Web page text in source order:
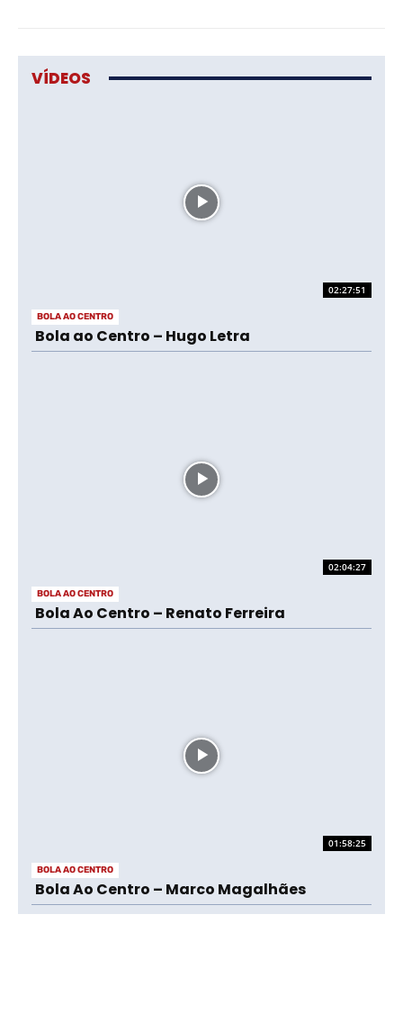
VÍDEOS
02:27:51
BOLA AO CENTRO
Bola ao Centro – Hugo Letra
02:04:27
BOLA AO CENTRO
Bola Ao Centro – Renato Ferreira
01:58:25
BOLA AO CENTRO
Bola Ao Centro – Marco Magalhães